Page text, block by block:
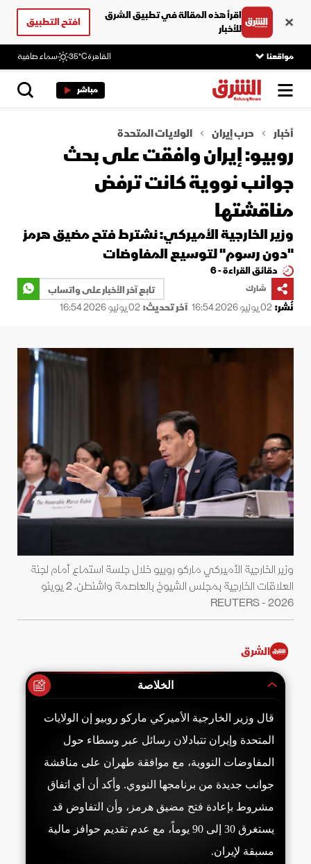
اقرأ هذه المقالة في تطبيق الشرق
للأخبار
افتح التطبيق
مواقعنا القاهرة35°C سماء صافية
مباشر
أخبار حرب إيران الولايات المتحدة
روبيو: إيران وافقت على بحث
جوانب نووية كانت ترفض
مناقشتها
وزير الخارجية الأميركي: نشترط فتح مضيق هرمز
"دون رسوم" لتوسيع المفاوضات
دقائق القراءة - 6
شارك
تابع آخر الأخبار على واتساب
نُشر:02 يونيو 2026 16:54 آخر تحديث:02 يونيو 2026 16:54
وزير الخارجية الأميركي ماركو روبيو خلال جلسة استماع أمام لجنة
العلاقات الخارجية بمجلس الشيوخ بالعاصمة واشنطن. 2 يوينو
2026 - REUTERS
الشرق
الخلاصة
قال وزير الخارجية الأميركي ماركو روبيو إن الولايات
المتحدة وإيران تتبادلان رسائل عبر وسطاء حول
المفاوضات النووية، مع موافقة طهران على مناقشة
جوانب جديدة من برنامجها النووي. وأكد أن أي اتفاق
مشروط بإعادة فتح مضيق هرمز، وأن التفاوض قد
يستغرق 30 إلى 90 يوماً، مع عدم تقديم حوافز مالية
مسبقة لإيران.